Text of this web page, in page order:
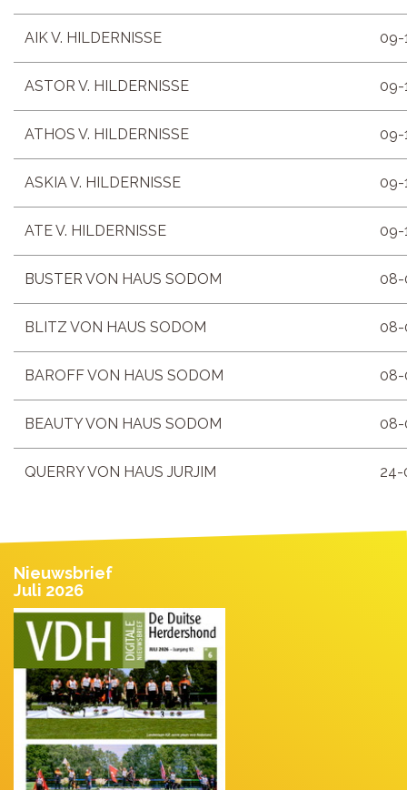
AIK V. HILDERNISSE 09-
ASTOR V. HILDERNISSE 09-
ATHOS V. HILDERNISSE 09-
ASKIA V. HILDERNISSE 09-
ATE V. HILDERNISSE 09-
BUSTER VON HAUS SODOM 08-
BLITZ VON HAUS SODOM 08-
BAROFF VON HAUS SODOM 08-
BEAUTY VON HAUS SODOM 08-
QUERRY VON HAUS JURJIM 24-
Nieuwsbrief
Juli 2026